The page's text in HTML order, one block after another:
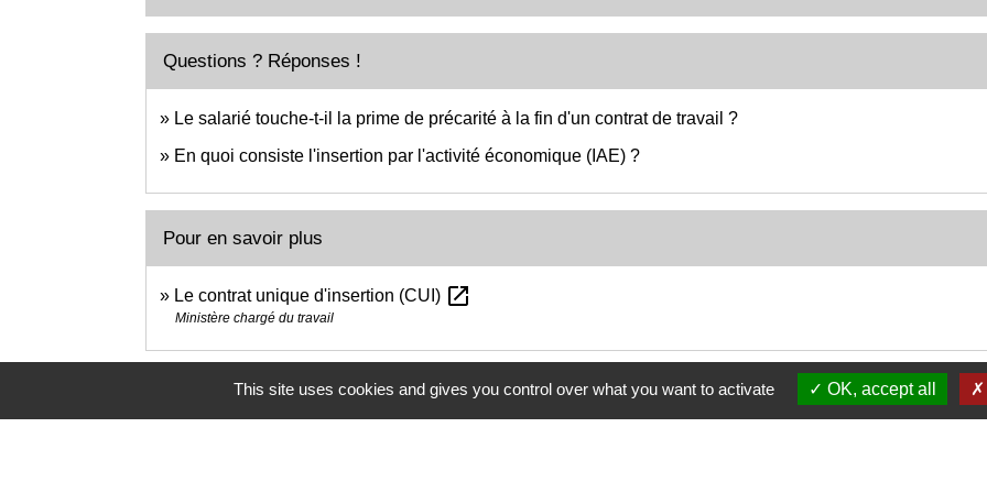
Questions ? Réponses !
Le salarié touche-t-il la prime de précarité à la fin d'un contrat de travail ?
En quoi consiste l'insertion par l'activité économique (IAE) ?
Pour en savoir plus
Le contrat unique d'insertion (CUI) open_in_new
Ministère chargé du travail
This site uses cookies and gives you control over what you want to activate OK, accept all